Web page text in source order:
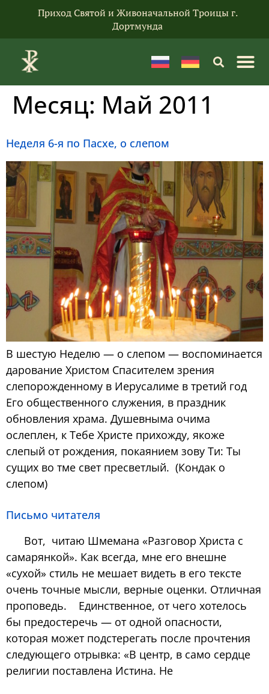
Приход Святой и Живоначальной Троицы г.
Дортмунда
Месяц: Май 2011
Неделя 6-я по Пасхе, о слепом
В шестую Неделю — о слепом — воспоминается
дарование Христом Спасителем зрения
слепорожденному в Иерусалиме в третий год
Его общественного служения, в праздник
обновления храма. Душевныма очима
ослеплен, к Тебе Христе прихожду, якоже
слепый от рождения, покаянием зову Ти: Ты
сущих во тме свет пресветлый. (Кондак о
слепом)
Письмо читателя
Вот, читаю Шмемана «Разговор Христа с
самарянкой». Как всегда, мне его внешне
«сухой» стиль не мешает видеть в его тексте
очень точные мысли, верные оценки. Отличная
проповедь. Единственное, от чего хотелось
бы предостеречь — от одной опасности,
которая может подстерегать после прочтения
следующего отрывка: «В центр, в само сердце
религии поставлена Истина. Не